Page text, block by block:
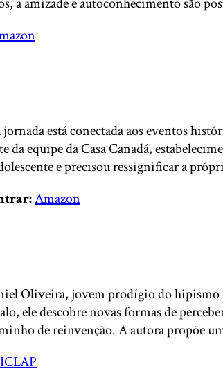
está conectada aos eventos
equipe da Casa Canadá,
e precisou ressignificar a
Amazon
Oliveira, jovem prodígio do hipismo
ele descobre novas formas de
de reinvenção. A autora propõe